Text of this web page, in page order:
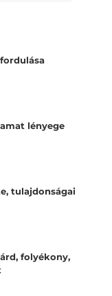
lényege
tulajdonságai
folyékony,